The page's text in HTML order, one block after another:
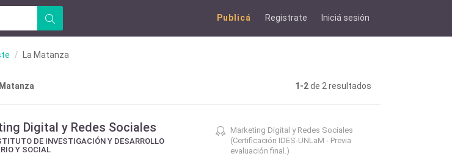
Publicá Registrate Iniciá sesión
La Matanza
1-2de 2 resultados
Digital y Redes Sociales
DE INVESTIGACIÓN Y DESARROLLO
Y SOCIAL
Marketing Digital y Redes Sociales
(Certificación IDES-UNLaM - Previa
evaluación final.)